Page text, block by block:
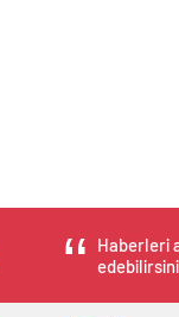
Haberleri